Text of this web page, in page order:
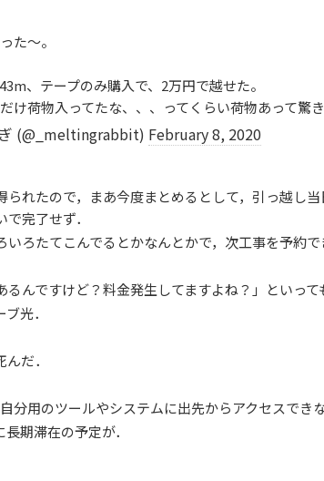
た〜。
、テープのみ購入で、2万円で越せた。
け荷物入ってたな、、、ってくらい荷物あって驚き
(@_meltingrabbit) February 8, 2020
られたので，まあ今度まとめるとして，引っ越し
完了せず．
ろたてこんでるとかなんとかで，次工事を予約
るんですけど？料金発生してますよね？」といって
光．
だ．
分用のツールやシステムに出先からアクセスでき
期滞在の予定が．